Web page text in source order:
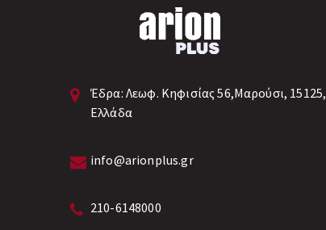
Έδρα: Λεωφ. Κηφισίας 56,Μαρούσι, 15125,
Ελλάδα
info@arionplus.gr
210-6148000